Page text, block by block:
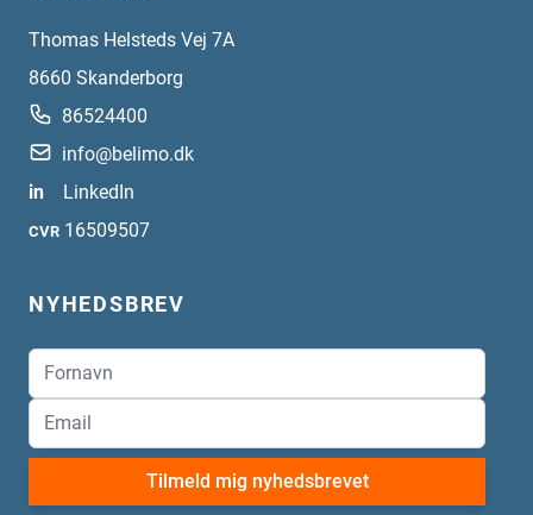
Thomas Helsteds Vej 7A
8660 Skanderborg
86524400
info@belimo.dk
in
LinkedIn
CVR 16509507
NYHEDSBREV
Tilmeld mig nyhedsbrevet